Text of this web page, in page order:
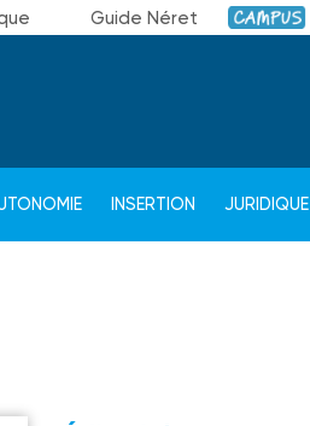
Guide Néret Campus
INSERTION JURIDIQUE